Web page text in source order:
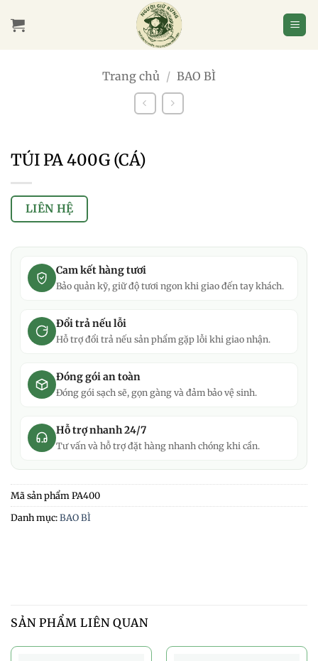
qua
Trang chủ / BAO BÌ
TÚI PA 400G (CÁ)
LIÊN HỆ
Cam kết hàng tươi
Bảo quản kỹ, giữ độ tươi ngon khi giao đến tay khách.
Đổi trả nếu lỗi
Hỗ trợ đổi trả nếu sản phẩm gặp lỗi khi giao nhận.
Đóng gói an toàn
Đóng gói sạch sẽ, gọn gàng và đảm bảo vệ sinh.
Hỗ trợ nhanh 24/7
Tư vấn và hỗ trợ đặt hàng nhanh chóng khi cần.
Mã sản phẩm PA400
Danh mục:BAO BÌ
SẢN PHẨM LIÊN QUAN